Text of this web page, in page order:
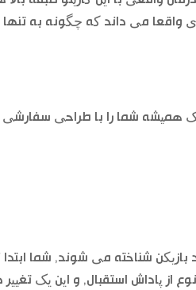
واقعا می داند که چگونه به
شناخته می شوند, شما ابتدا
از پاداش استقبال, و این یک